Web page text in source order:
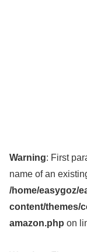
Warning: First
name of an
/home/easygoz/
content/themes/
amazon.php on